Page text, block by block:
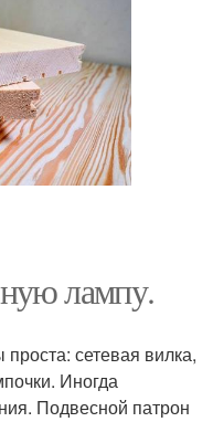
лампу.
сетевая вилка,
Иногда
Подвесной патрон